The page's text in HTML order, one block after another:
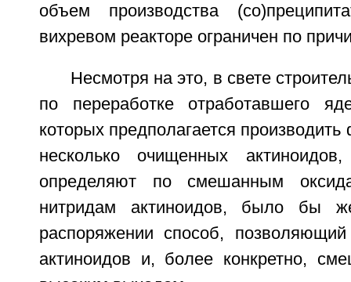
объем производства
вихревом реакторе ограничен по
Несмотря на это, в свете
по переработке отработавшего
которых предполагается
несколько очищенных
определяют по смешанным
нитридам актиноидов, было бы
распоряжении способ,
актиноидов и, более конкретно,